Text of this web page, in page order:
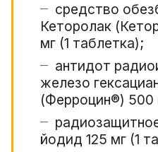
средство
Кеторолак
мг (1 таблетка);
антидот
железо
(Ферроцин®) 500
йодид 125 мг (1